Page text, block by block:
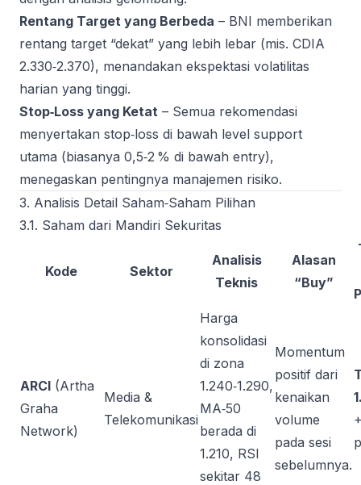
Rentang Target yang Berbeda – BNI memberikan
rentang target “dekat” yang lebih lebar (mis. CDIA
2.330‑2.370), menandakan ekspektasi volatilitas
harian yang tinggi.
Stop‑Loss yang Ketat – Semua rekomendasi
menyertakan stop‑loss di bawah level support
utama (biasanya 0,5‑2 % di bawah entry),
menegaskan pentingnya manajemen risiko.
3. Analisis Detail Saham‑Saham Pilihan
3.1. Saham dari Mandiri Sekuritas
Kode Sektor
Analisis
Teknis
Alasan
“Buy”
ARCI (Artha
Graha
Network)
Media &
Telekomunikasi
Harga
konsolidasi
di zona
1.240‑1.290,
MA‑50
berada di
1.210, RSI
sekitar 48
Momentum
positif dari
kenaikan
volume
pada sesi
sebelumnya.